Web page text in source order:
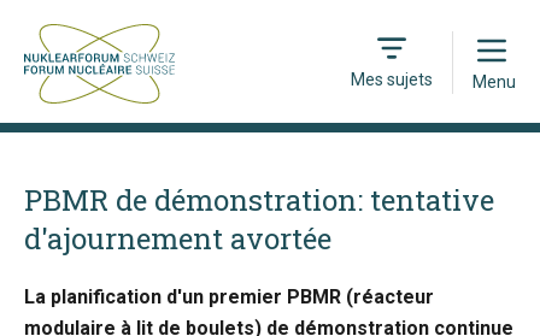
Mes sujets
Open
Menu
PBMR de démonstration: tentative
d'ajournement avortée
La planification d'un premier PBMR (réacteur
modulaire à lit de boulets) de démonstration continue